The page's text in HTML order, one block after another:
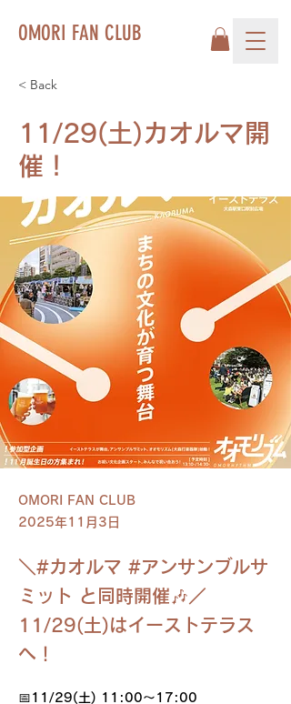
OMORI FAN CLUB
< Back
11/29(土)カオルマ開
催！
OMORI FAN CLUB
2025年11月3日
＼#カオルマ #アンサンブルサ
ミット と同時開催🎶／
11/29(土)はイーストテラス
へ！
📅11/29(土) 11:00〜17:00